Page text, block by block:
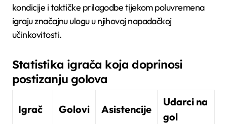
kondicije i taktičke prilagodbe tijekom poluvremena
igraju značajnu ulogu u njihovoj napadačkoj
učinkovitosti.
Statistika igrača koja doprinosi
postizanju golova
Igrač Golovi Asistencije
Udarci na
gol